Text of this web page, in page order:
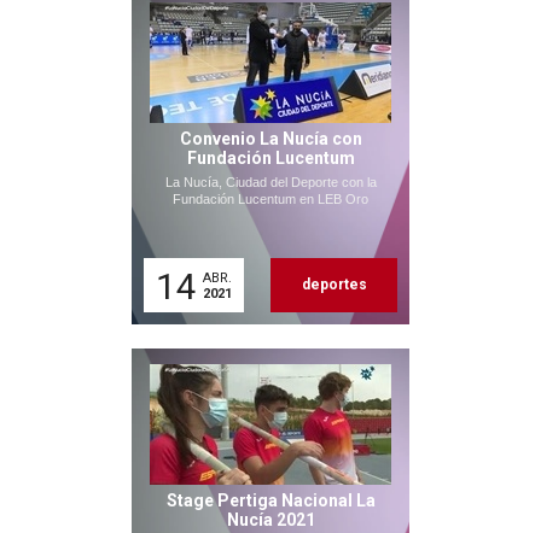
Convenio La Nucía con
Fundación Lucentum
La Nucía, Ciudad del Deporte con la
Fundación Lucentum en LEB Oro
14 ABR.
2021
deportes
Stage Pertiga Nacional La
Nucía 2021